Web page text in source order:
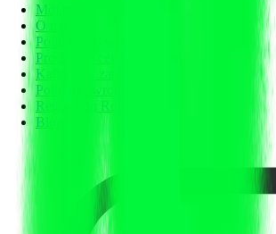
Mój profil
O nas
Polityka prywatności
Produkty i ceny
Kalkulator zarobków
Polityka zwrotów
Regulamin RefSpace
Blog